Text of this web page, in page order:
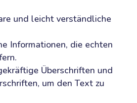
und leicht verständliche
Informationen, die echten
Überschriften und
um den Text zu